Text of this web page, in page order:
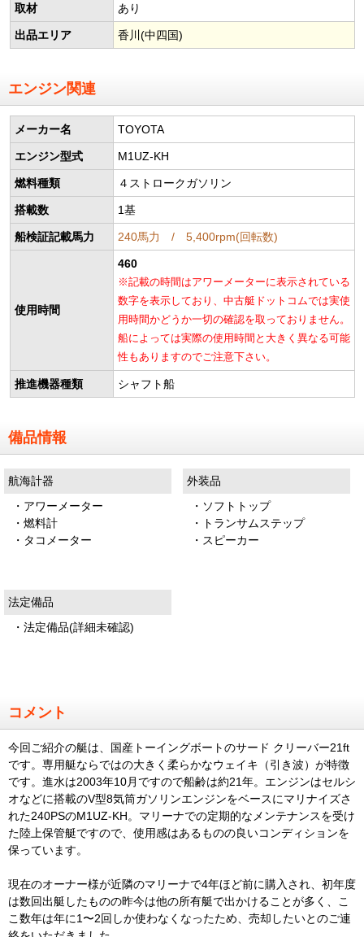
取材 あり
出品エリア 香川(中四国)
エンジン関連
メーカー名 TOYOTA
エンジン型式 M1UZ-KH
燃料種類 ４ストロークガソリン
搭載数 1基
船検証記載馬力 240馬力 / 5,400rpm(回転数)
使用時間
460
※記載の時間はアワーメーターに表示されている
数字を表示しており、中古艇ドットコムでは実使
用時間かどうか一切の確認を取っておりません。
船によっては実際の使用時間と大きく異なる可能
性もありますのでご注意下さい。
推進機器種類 シャフト船
備品情報
航海計器
・アワーメーター
・燃料計
・タコメーター
外装品
・ソフトトップ
・トランサムステップ
・スピーカー
法定備品
・法定備品(詳細未確認)
コメント
今回ご紹介の艇は、国産トーイングボートのサード クリーバー21ft
です。専用艇ならではの大きく柔らかなウェイキ（引き波）が特徴
です。進水は2003年10月ですので船齢は約21年。エンジンはセルシ
オなどに搭載のV型8気筒ガソリンエンジンをベースにマリナイズさ
れた240PSのM1UZ-KH。マリーナでの定期的なメンテナンスを受け
た陸上保管艇ですので、使用感はあるものの良いコンディションを
保っています。
現在のオーナー様が近隣のマリーナで4年ほど前に購入され、初年度
は数回出艇したものの昨今は他の所有艇で出かけることが多く、こ
こ数年は年に1〜2回しか使わなくなったため、売却したいとのご連